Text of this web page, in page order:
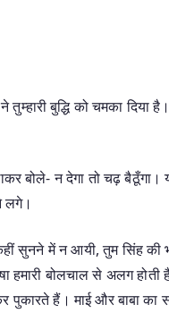
बुद्धि को चमका
बोले- न देगा तो चढ़
लगे।
सुनने में न आयी, तुम सिंह की
हमारी बोलचाल से अलग
हैं। माई और बाबा का